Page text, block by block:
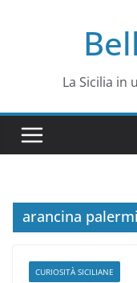
La Sicilia in
arancina
CURIOSITÀ SICILIANE